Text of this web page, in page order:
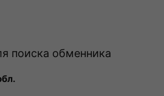
поиска обменника